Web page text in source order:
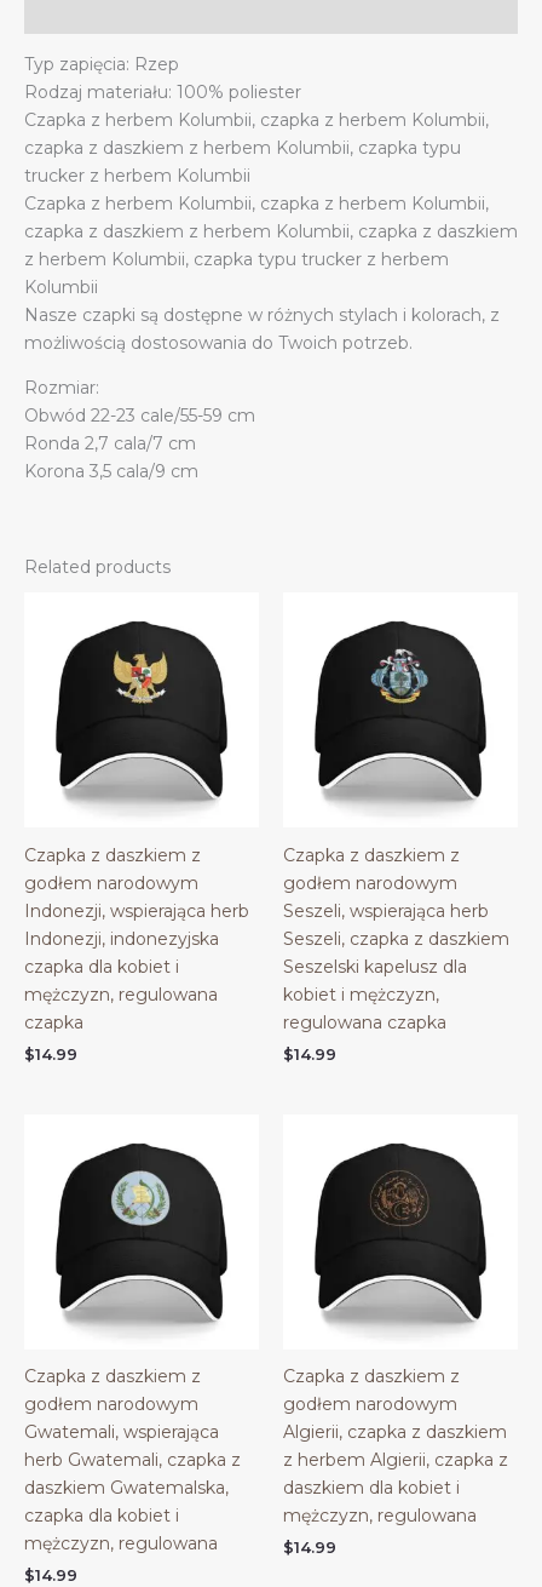
Typ zapięcia: Rzep
Rodzaj materiału: 100% poliester
Czapka z herbem Kolumbii, czapka z herbem Kolumbii,
czapka z daszkiem z herbem Kolumbii, czapka typu
trucker z herbem Kolumbii
Czapka z herbem Kolumbii, czapka z herbem Kolumbii,
czapka z daszkiem z herbem Kolumbii, czapka z daszkiem
z herbem Kolumbii, czapka typu trucker z herbem
Kolumbii
Nasze czapki są dostępne w różnych stylach i kolorach, z
możliwością dostosowania do Twoich potrzeb.
Rozmiar:
Obwód 22-23 cale/55-59 cm
Ronda 2,7 cala/7 cm
Korona 3,5 cala/9 cm
Related products
Czapka z daszkiem z
godłem narodowym
Indonezji, wspierająca herb
Indonezji, indonezyjska
czapka dla kobiet i
mężczyzn, regulowana
czapka
$14.99
Czapka z daszkiem z
godłem narodowym
Seszeli, wspierająca herb
Seszeli, czapka z daszkiem
Seszelski kapelusz dla
kobiet i mężczyzn,
regulowana czapka
$14.99
Czapka z daszkiem z
godłem narodowym
Gwatemali, wspierająca
herb Gwatemali, czapka z
daszkiem Gwatemalska,
czapka dla kobiet i
mężczyzn, regulowana
$14.99
Czapka z daszkiem z
godłem narodowym
Algierii, czapka z daszkiem
z herbem Algierii, czapka z
daszkiem dla kobiet i
mężczyzn, regulowana
$14.99